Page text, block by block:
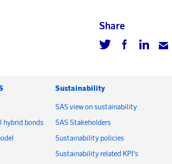
Share
hybrid bonds
Sustainability
SAS view on sustainability
SAS Stakeholders
Sustainability policies
Sustainability related KPI's